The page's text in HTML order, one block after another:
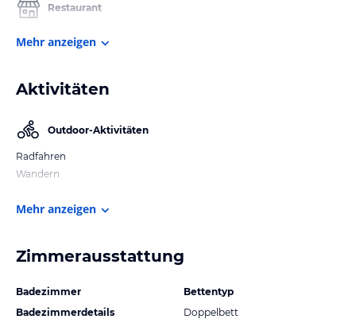
Restaurant
Mehr anzeigen
Aktivitäten
Outdoor-Aktivitäten
Radfahren
Wandern
Mehr anzeigen
Zimmerausstattung
Badezimmer
Badezimmerdetails
Bettentyp
Doppelbett